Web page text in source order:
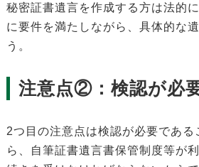
秘密証書遺言を作成する方は法的
に要件を満たしながら、具体的な
う。
注意点②：検認が必
2つ目の注意点は検認が必要である
ら、自筆証書遺言書保管制度等が